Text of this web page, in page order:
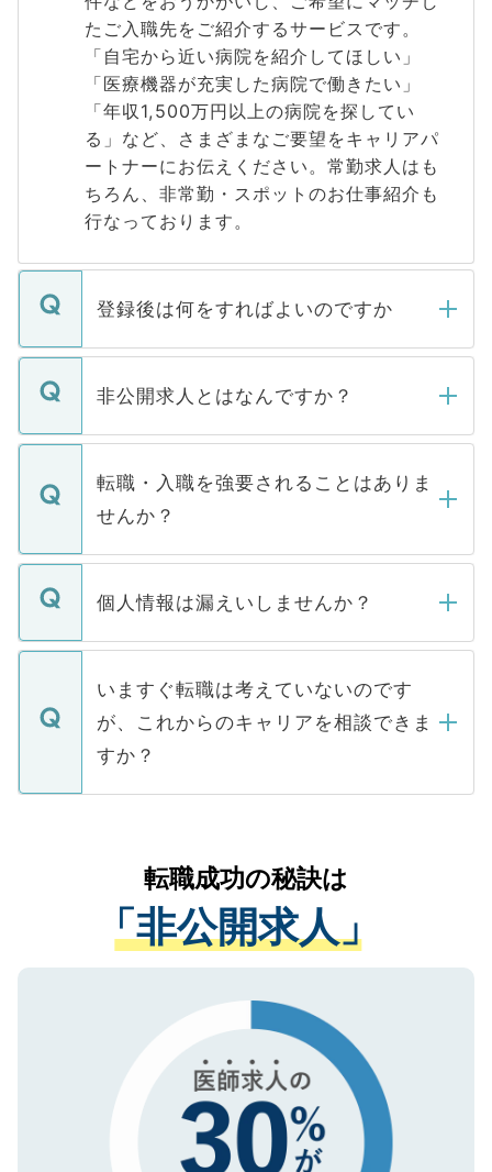
たご入職先をご紹介するサービスです。
「自宅から近い病院を紹介してほしい」
「医療機器が充実した病院で働きたい」
「年収1,500万円以上の病院を探してい
る」など、さまざまなご要望をキャリアパ
ートナーにお伝えください。常勤求人はも
ちろん、非常勤・スポットのお仕事紹介も
行なっております。
登録後は何をすればよいのですか
ご登録いただきましたら、弊社担当者がご
登録内容を確認し、その後メールもしくは
ます。通常、5営業日以内にはご連絡をせて
いただきますので、しばらくお待ちくださ
非公開求人とはなんですか？
マイナビDOCTORで取り扱っている求人の
うち約3割は、Webサイトからご覧いただ
けない「非公開求人」です。非公開求人は
下記の理由によって、一般には公開してい
ません。
■応募殺到を避けるため 人気のある医療機
関を公にしてしまうと、応募が殺到する場
に、医療機関が求める条件に合った人材の
みを人材紹介会社に依頼するケースが増え
ています。
転職・入職を強要されることはありま
せんか？
転職・入職を強要することは一切ありませ
ん。また、仮に応募先から内定をいただい
定を承諾する必要はありません。内定先へ
の辞退の連絡はキャリアパートナーが行い
個人情報は漏えいしませんか？
個人情報が漏えいすることはありませんの
で、ご安心ください。当サイトからの登録
などで収集したご登録者様の個人情報は、
ご本人のキャリアアップおよび転職活動の
支援を目的に使用いたします。お預かりし
ているすべての個人データはご本人の許可
は、個人情報の取り扱いについての厳密な
管理基準を満たした事業者のみに付与され
る、プライバシーマークを取得済みです。
で、機密保持に関してもご安心ください。
いますぐ転職は考えていないのです
が、これからのキャリアを相談できま
すか？
かがいして、現在の医療機関の状況や紹介
経験をまじえながら、適切なアドバイスを
させていただきます。すぐにご転職をされ
ない方には、長期的なサポートが可能です
ので、まずはご登録ください。
転職成功の秘訣は
「非公開求人」